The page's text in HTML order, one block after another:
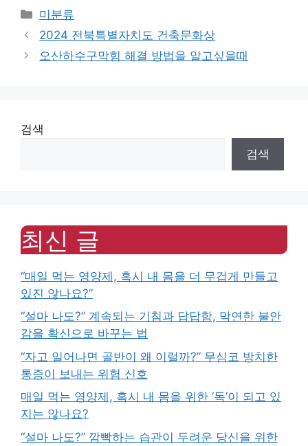
Categories
미분류
2024 전북특별자치도 건축문화상
오산하수구막힘 해결 방법을 알고싶을때
검색
검색
최신 글
“매일 먹는 영양제, 혹시 내 몸을 더 무겁게 만들고
있진 않나요?”
“설마 나도?” 계속되는 기침과 답답함, 막연한 불안
감을 확신으로 바꾸는 법
“자고 일어나면 골반이 왜 이럴까?” 무심코 방치한
통증이 보내는 위험 신호
매일 먹는 영양제, 혹시 내 몸을 위한 ‘독’이 되고 있
지는 않나요?
“설마 나도?” 깜빡하는 습관이 두려운 당신을 위한